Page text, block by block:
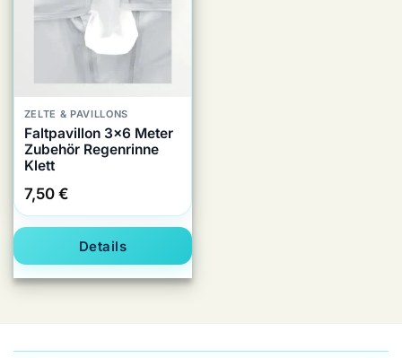
ZELTE & PAVILLONS
Faltpavillon 3×6 Meter
Zubehör Regenrinne
Klett
7,50 €
Details